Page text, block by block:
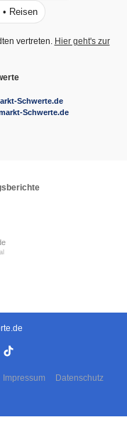
• Reisen
vertreten. Hier geht's zur
Schwerte.de
Schwerte.de
Impressum Datenschutz